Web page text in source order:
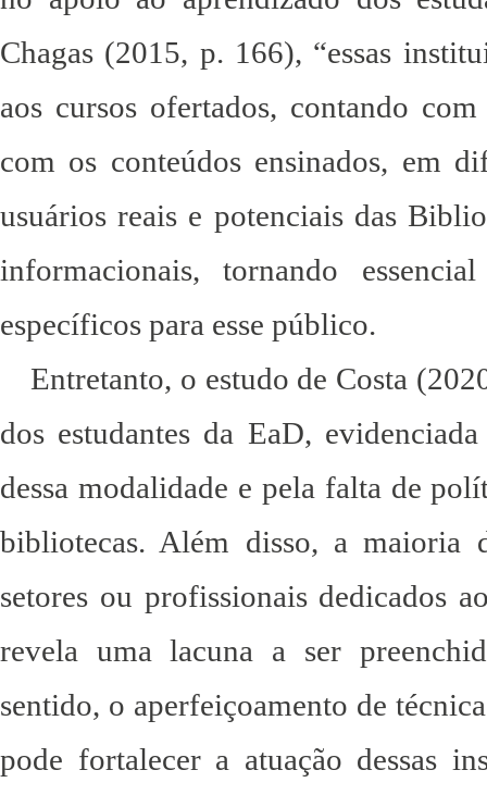
Chagas (2015, p. 166), “essas
aos cursos ofertados, contando
com os conteúdos ensinados, em
usuários reais e potenciais das
informacionais, tornando
específicos para esse público.
Entretanto, o estudo de Costa
dos estudantes da EaD,
dessa modalidade e pela falta de
bibliotecas. Além disso, a maioria
setores ou profissionais dedicados
revela uma lacuna a ser
sentido, o aperfeiçoamento de
pode fortalecer a atuação dessas